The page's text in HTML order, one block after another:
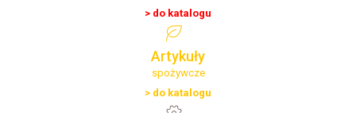
> do katalogu
Artykuły
spożywcze
> do katalogu